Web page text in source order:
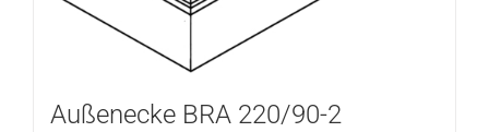
Außenecke BRA 220/90-2